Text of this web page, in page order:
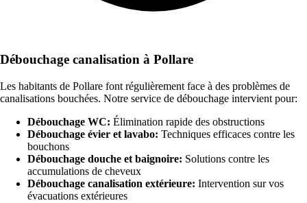
Débouchage canalisation à Pollare
Les habitants de Pollare font régulièrement face à des problèmes de
canalisations bouchées. Notre service de débouchage intervient pour:
Débouchage WC: Élimination rapide des obstructions
Débouchage évier et lavabo: Techniques efficaces contre les
bouchons
Débouchage douche et baignoire: Solutions contre les
accumulations de cheveux
Débouchage canalisation extérieure: Intervention sur vos
évacuations extérieures